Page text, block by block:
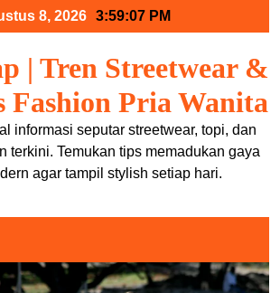
8, 2026 3:59:07 PM
| Tren Streetwear &
Fashion Pria Wanita
informasi seputar streetwear, topi, dan
terkini. Temukan tips memadukan gaya
agar tampil stylish setiap hari.